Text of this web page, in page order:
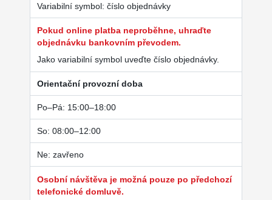
Variabilní symbol: číslo objednávky
Pokud online platba neproběhne, uhraďte
objednávku bankovním převodem.
Jako variabilní symbol uveďte číslo objednávky.
Orientační provozní doba
Po–Pá: 15:00–18:00
So: 08:00–12:00
Ne: zavřeno
Osobní návštěva je možná pouze po předchozí
telefonické domluvě.